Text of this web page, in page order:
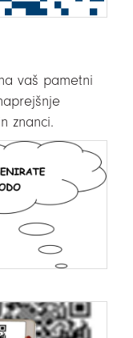
vaš pametni
znanci.